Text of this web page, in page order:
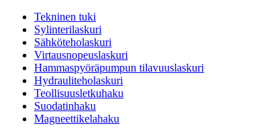
Tekninen tuki
Sylinterilaskuri
Sähköteholaskuri
Virtausnopeuslaskuri
Hammaspyöräpumpun tilavuuslaskuri
Hydrauliteholaskuri
Teollisuusletkuhaku
Suodatinhaku
Magneettikelahaku